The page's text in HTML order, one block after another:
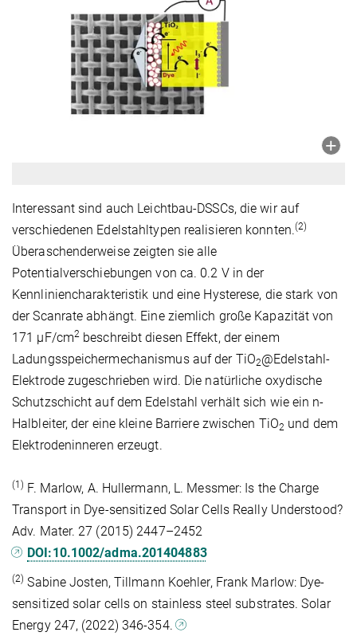
Interessant sind auch Leichtbau-DSSCs, die wir auf
verschiedenen Edelstahltypen realisieren konnten.(2)
Überaschenderweise zeigten sie alle
Potentialverschiebungen von ca. 0.2 V in der
Kennliniencharakteristik und eine Hysterese, die stark von
der Scanrate abhängt. Eine ziemlich große Kapazität von
171 µF/cm2 beschreibt diesen Effekt, der einem
Ladungsspeichermechanismus auf der TiO2@Edelstahl-
Elektrode zugeschrieben wird. Die natürliche oxydische
Schutzschicht auf dem Edelstahl verhält sich wie ein n-
Halbleiter, der eine kleine Barriere zwischen TiO2 und dem
Elektrodeninneren erzeugt.
(1) F. Marlow, A. Hullermann, L. Messmer: Is the Charge
Transport in Dye-sensitized Solar Cells Really Understood?
Adv. Mater. 27 (2015) 2447–2452
DOI:10.1002/adma.201404883
(2) Sabine Josten, Tillmann Koehler, Frank Marlow: Dye-
sensitized solar cells on stainless steel substrates. Solar
Energy 247, (2022) 346-354.